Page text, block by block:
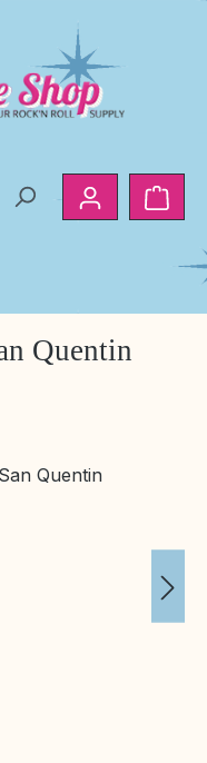
Quentin